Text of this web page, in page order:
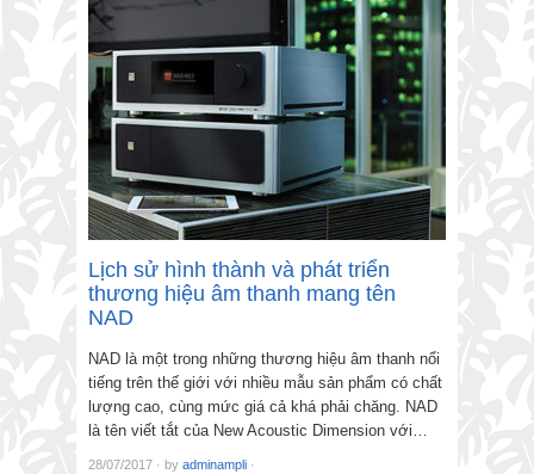
Lịch sử hình thành và phát triển
thương hiệu âm thanh mang tên
NAD
NAD là một trong những thương hiệu âm thanh nổi
tiếng trên thế giới với nhiều mẫu sản phẩm có chất
lượng cao, cùng mức giá cả khá phải chăng. NAD
là tên viết tắt của New Acoustic Dimension với…
28/07/2017 · by adminampli ·